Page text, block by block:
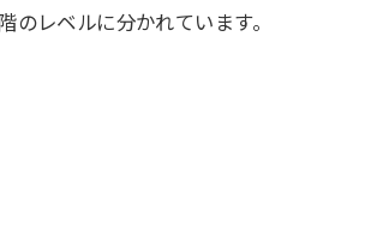
のレベルに分かれています。